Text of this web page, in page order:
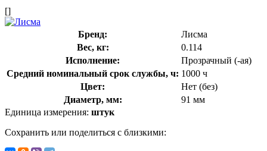
[]
Бренд:
Лисма
Вес, кг:
0.114
Исполнение:
Прозрачный (-ая)
Средний номинальный срок службы, ч: 1000 ч
Цвет:
Нет (без)
Диаметр, мм:
91 мм
Единица измерения: штук
Сохранить или поделиться с близкими: